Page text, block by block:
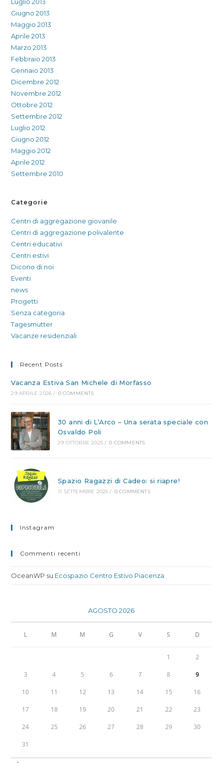
Giugno 2013
Maggio 2013
Aprile 2013
Marzo 2013
Febbraio 2013
Gennaio 2013
Dicembre 2012
Novembre 2012
Ottobre 2012
Settembre 2012
Luglio 2012
Giugno 2012
Maggio 2012
Aprile 2012
Settembre 2010
Categorie
Centri di aggregazione giovanile
Centri di aggregazione polivalente
Centri educativi
Centri estivi
Dicono di noi
Eventi
news
Progetti
Senza categoria
Tagesmutter
Vacanze residenziali
Recent Posts
Vacanza Estiva San Michele di Morfasso
29 APRILE 2026 / 0 COMMENTS
30 anni di L’Arco – Una serata speciale con
Osvaldo Poli
29 OTTOBRE 2025 / 0 COMMENTS
Spazio Ragazzi di Cadeo: si riapre!
11 SETTEMBRE 2025 / 0 COMMENTS
Instagram
Commenti recenti
OceanWP su Ecospazio Centro Estivo Piacenza
AGOSTO 2026
L M M G V S D
1 2
3 4 5 6 7 8 9
10 11 12 13 14 15 16
17 18 19 20 21 22 23
24 25 26 27 28 29 30
31